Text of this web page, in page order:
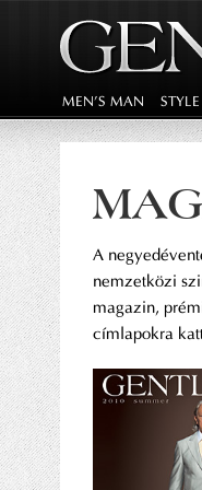
MEN'S MAN STYLE
A
nemzetközi
magazin,
címlapokra